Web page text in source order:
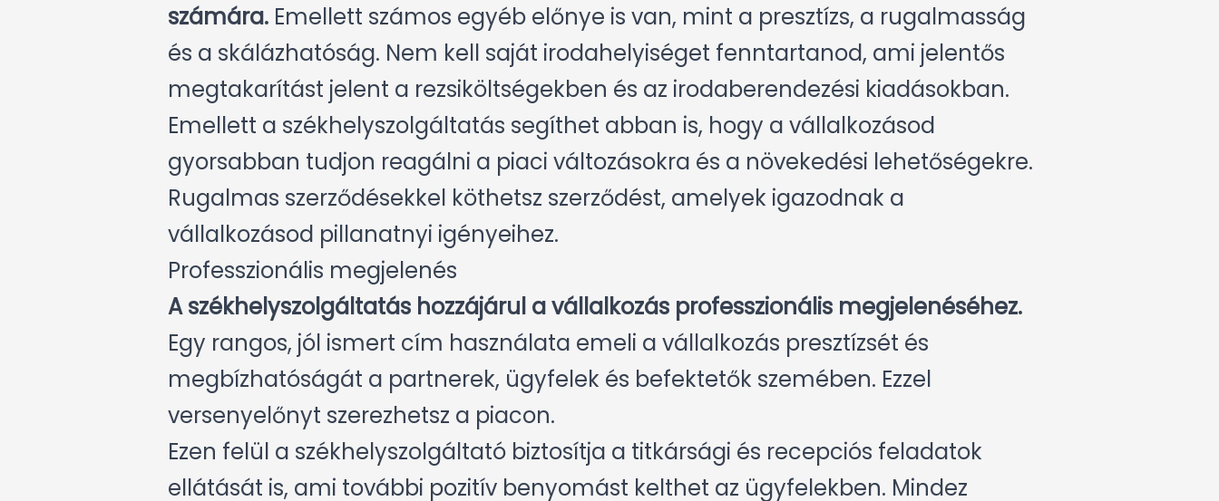
számára.Emellett számos egyéb előnye is van, mint a presztízs, a rugalmasság
és a skálázhatóság. Nem kell saját irodahelyiséget fenntartanod, ami jelentős
megtakarítást jelent a rezsiköltségekben és az irodaberendezési kiadásokban.
Emellett a székhelyszolgáltatás segíthet abban is, hogy a vállalkozásod
gyorsabban tudjon reagálni a piaci változásokra és a növekedési lehetőségekre.
Rugalmas szerződésekkel köthetsz szerződést, amelyek igazodnak a
vállalkozásod pillanatnyi igényeihez.
Professzionális megjelenés
A székhelyszolgáltatás hozzájárul a vállalkozás professzionális megjelenéséhez.
Egy rangos, jól ismert cím használata emeli a vállalkozás presztízsét és
megbízhatóságát a partnerek, ügyfelek és befektetők szemében. Ezzel
versenyelőnyt szerezhetsz a piacon.
Ezen felül a székhelyszolgáltató biztosítja a titkársági és recepciós feladatok
ellátását is, ami további pozitív benyomást kelthet az ügyfelekben. Mindez